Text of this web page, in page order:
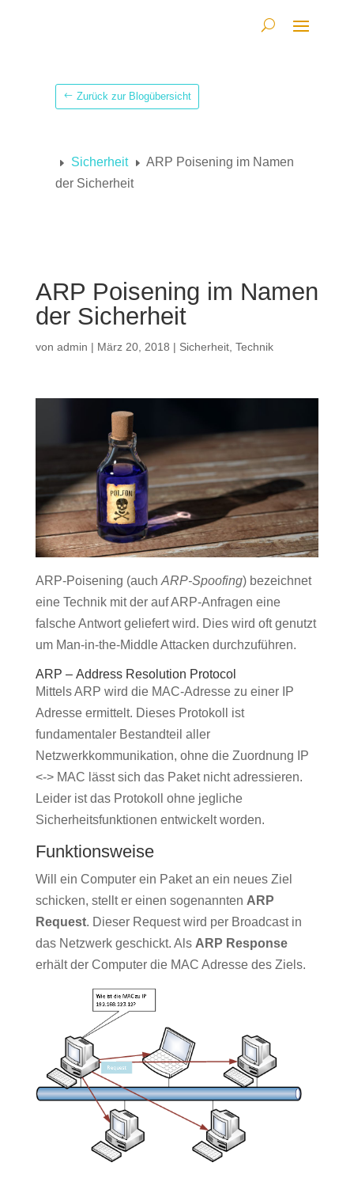
Zurück zur Blogübersicht
E Sicherheit E ARP Poisening im Namen
der Sicherheit
ARP Poisening im Namen
der Sicherheit
von admin | März 20, 2018 | Sicherheit, Technik
ARP-Poisening (auch ARP-Spoofing) bezeichnet
eine Technik mit der auf ARP-Anfragen eine
falsche Antwort geliefert wird. Dies wird oft genutzt
um Man-in-the-Middle Attacken durchzuführen.
ARP – Address Resolution Protocol
Mittels ARP wird die MAC-Adresse zu einer IP
Adresse ermittelt. Dieses Protokoll ist
fundamentaler Bestandteil aller
Netzwerkkommunikation, ohne die Zuordnung IP
<-> MAC lässt sich das Paket nicht adressieren.
Leider ist das Protokoll ohne jegliche
Sicherheitsfunktionen entwickelt worden.
Funktionsweise
Will ein Computer ein Paket an ein neues Ziel
schicken, stellt er einen sogenannten ARP
Request. Dieser Request wird per Broadcast in
das Netzwerk geschickt. Als ARP Response
erhält der Computer die MAC Adresse des Ziels.